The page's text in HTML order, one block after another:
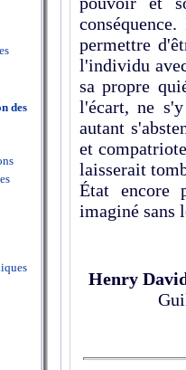
des
permettre
l'individu
sa propre
l'écart, ne
autant
et
laisserait
État encore
imaginé sans
Henry